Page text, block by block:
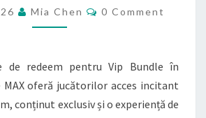
ÎN
GARENA
FIRE
MAX:
SKINURI
Mia Chen Comments
0 Comment
de redeem pentru Vip Bundle în
MAX oferă jucătorilor acces incitant
conținut exclusiv și o experiență de